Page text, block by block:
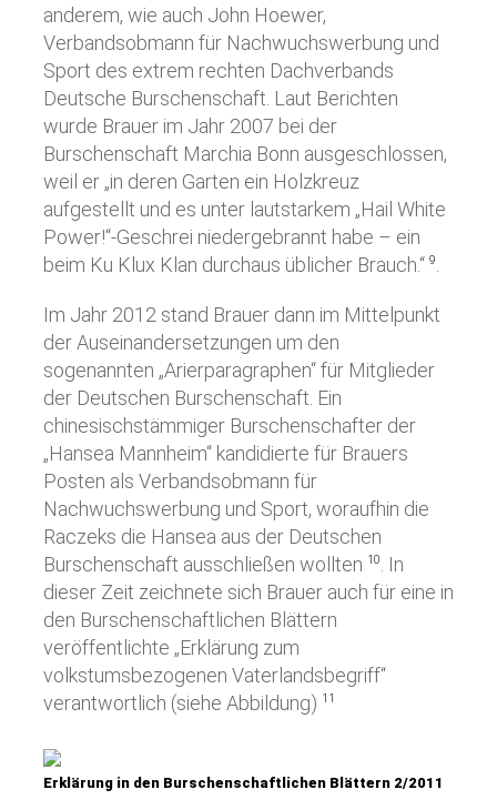
anderem, wie auch John Hoewer,
Verbandsobmann für Nachwuchswerbung und
Sport des extrem rechten Dachverbands
Deutsche Burschenschaft. Laut Berichten
wurde Brauer im Jahr 2007 bei der
Burschenschaft Marchia Bonn ausgeschlossen,
weil er „in deren Garten ein Holzkreuz
aufgestellt und es unter lautstarkem „Hail White
Power!“-Geschrei niedergebrannt habe – ein
beim Ku Klux Klan durchaus üblicher Brauch.“ 9
Im Jahr 2012 stand Brauer dann im Mittelpunkt
der Auseinandersetzungen um den
sogenannten „Arierparagraphen“ für Mitglieder
der Deutschen Burschenschaft. Ein
chinesischstämmiger Burschenschafter der
„Hansea Mannheim“ kandidierte für Brauers
Posten als Verbandsobmann für
Nachwuchswerbung und Sport, woraufhin die
Raczeks die Hansea aus der Deutschen
Burschenschaft ausschließen wollten 10
. In
dieser Zeit zeichnete sich Brauer auch für eine in
den Burschenschaftlichen Blättern
veröffentlichte „Erklärung zum
volkstumsbezogenen Vaterlandsbegriff“
verantwortlich (siehe Abbildung) 11
Erklärung in den Burschenschaftlichen Blättern 2/2011